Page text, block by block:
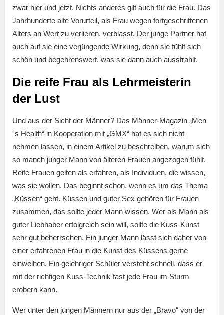
zwar hier und jetzt. Nichts anderes gilt auch für die Frau. Das
Jahrhunderte alte Vorurteil, als Frau wegen fortgeschrittenen
Alters an Wert zu verlieren, verblasst. Der junge Partner hat
auch auf sie eine verjüngende Wirkung, denn sie fühlt sich
schön und begehrenswert, was sie dann auch ausstrahlt.
Die reife Frau als Lehrmeisterin
der Lust
Und aus der Sicht der Männer? Das Männer-Magazin „Men
´s Health“ in Kooperation mit „GMX“ hat es sich nicht
nehmen lassen, in einem Artikel zu beschreiben, warum sich
so manch junger Mann von älteren Frauen angezogen fühlt.
Reife Frauen gelten als erfahren, als Individuen, die wissen,
was sie wollen. Das beginnt schon, wenn es um das Thema
„Küssen“ geht. Küssen und guter Sex gehören für Frauen
zusammen, das sollte jeder Mann wissen. Wer als Mann als
guter Liebhaber erfolgreich sein will, sollte die Kuss-Kunst
sehr gut beherrschen. Ein junger Mann lässt sich daher von
einer erfahrenen Frau in die Kunst des Küssens gerne
einweihen. Ein gelehriger Schüler versteht schnell, dass er
mit der richtigen Kuss-Technik fast jede Frau im Sturm
erobern kann.
Wer unter den jungen Männern nur aus der „Bravo“ von der